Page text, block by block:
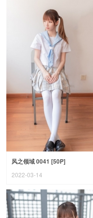
风之领域 0041 [50P]
2022-03-14